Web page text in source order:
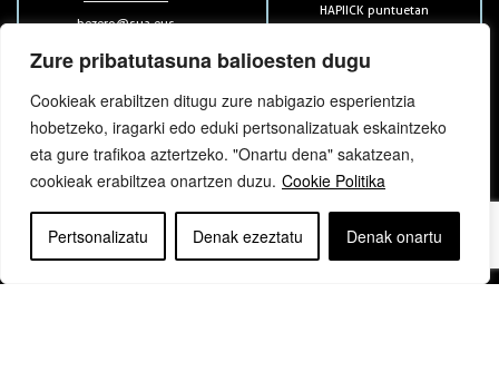
Zure pribatutasuna balioesten dugu
Cookieak erabiltzen ditugu zure nabigazio esperientzia
hobetzeko, iragarki edo eduki pertsonalizatuak eskaintzeko
eta gure trafikoa aztertzeko. "Onartu dena" sakatzean,
cookieak erabiltzea onartzen duzu. Cookie Politika
Pertsonalizatu Denak ezeztatu Denak onartu
bezero@sua.eus
HARPIDETZAK
HAPIICK puntuetan
(soilik penintsulan)